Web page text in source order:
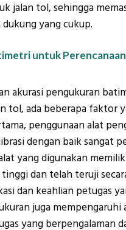
jalan tol, sehingga
yang cukup.
untuk Perencanaan
akurasi pengukuran
tol, ada beberapa faktor
penggunaan alat
dengan baik sangat
yang digunakan
dan telah teruji
dan keahlian petugas
juga mempengaruhi
yang berpengalaman